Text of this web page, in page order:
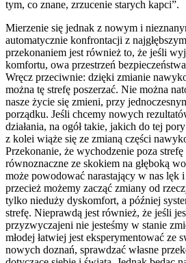
tym, co znane, zrzucenie starych kapci”.
Mierzenie się jednak z nowym i
automatycznie konfrontacji z
przekonaniem jest również to, że jeśli
komfortu, owa przestrzeń
Wręcz przeciwnie: dzięki zmianie
można tę strefę poszerzać. Nie można
nasze życie się zmieni, przy
porządku. Jeśli chcemy nowych
działania, na ogół takie, jakich do tej
z kolei wiąże się ze zmianą części
Przekonanie, że wychodzenie poza
równoznaczne ze skokiem na głęboką
może powodować narastający w nas lęk
przecież możemy zacząć zmiany od
tylko nieduży dyskomfort, a później
strefę. Nieprawdą jest również, że jeśli
przyzwyczajeni nie jesteśmy w stanie
młodej łatwiej jest eksperymentować ze
nowych doznań, sprawdzać własne